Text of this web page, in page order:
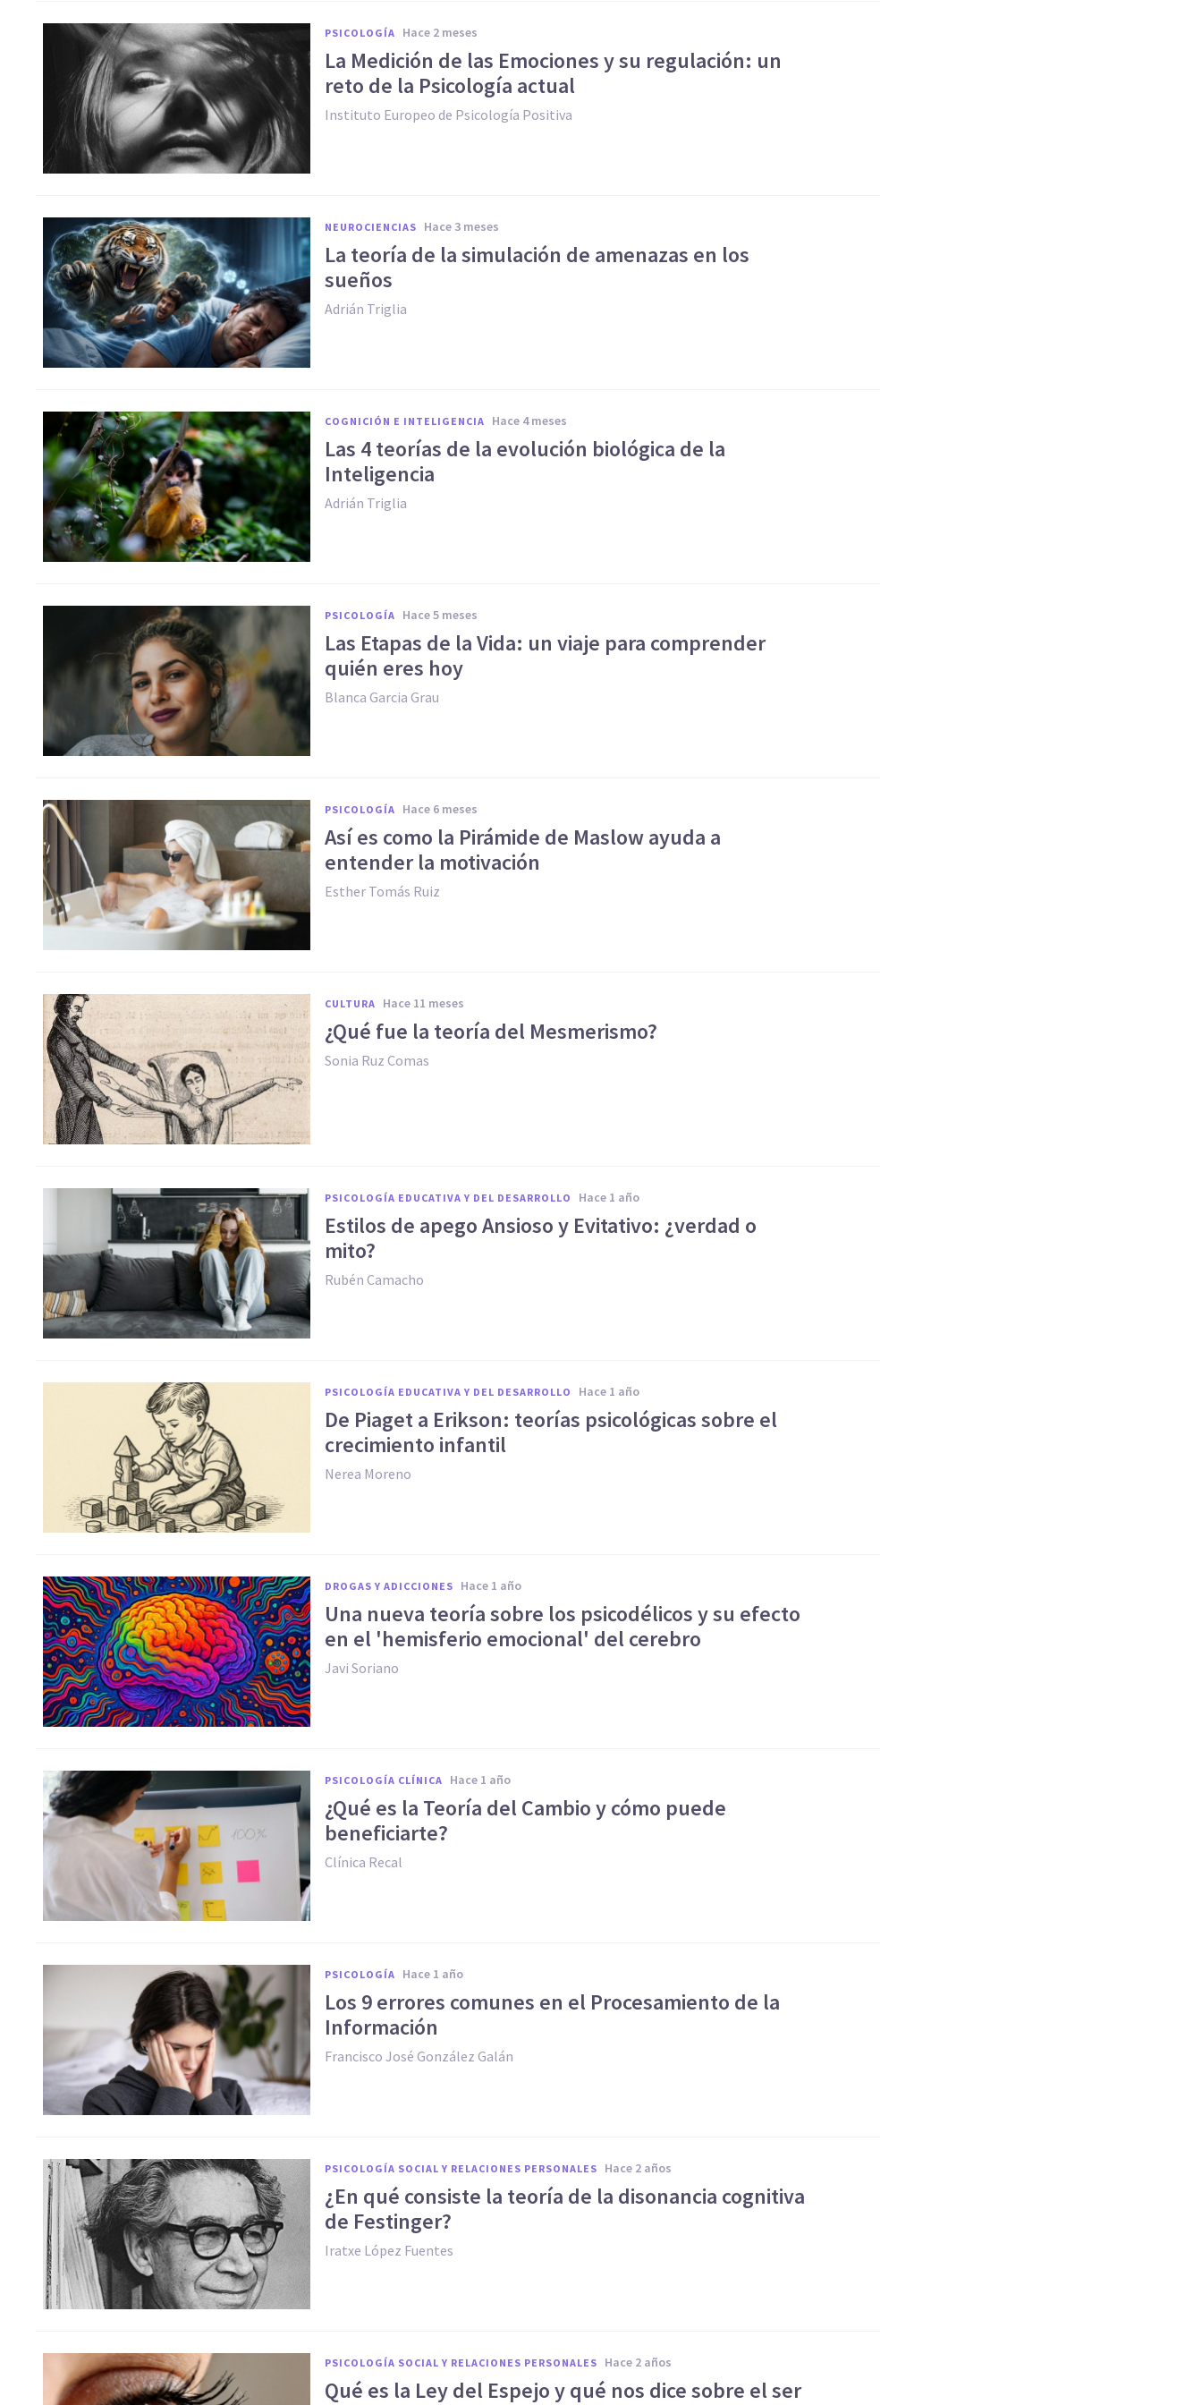
PSICOLOGÍA hace 2 meses
La Medición de las Emociones y su regulación: un
reto de la Psicología actual
Instituto Europeo de Psicología Positiva
NEUROCIENCIAS hace 3 meses
La teoría de la simulación de amenazas en los
sueños
Adrián Triglia
COGNICIÓN E INTELIGENCIA hace 4 meses
Las 4 teorías de la evolución biológica de la
Inteligencia
Adrián Triglia
PSICOLOGÍA hace 5 meses
Las Etapas de la Vida: un viaje para comprender
quién eres hoy
Blanca Garcia Grau
PSICOLOGÍA hace 6 meses
Así es como la Pirámide de Maslow ayuda a
entender la motivación
Esther Tomás Ruiz
CULTURA hace 11 meses
¿Qué fue la teoría del Mesmerismo?
Sonia Ruz Comas
PSICOLOGÍA EDUCATIVA Y DEL DESARROLLO hace 1 año
Estilos de apego Ansioso y Evitativo: ¿verdad o
mito?
Rubén Camacho
PSICOLOGÍA EDUCATIVA Y DEL DESARROLLO hace 1 año
De Piaget a Erikson: teorías psicológicas sobre el
crecimiento infantil
Nerea Moreno
DROGAS Y ADICCIONES hace 1 año
Una nueva teoría sobre los psicodélicos y su efecto
en el 'hemisferio emocional' del cerebro
Javi Soriano
PSICOLOGÍA CLÍNICA hace 1 año
¿Qué es la Teoría del Cambio y cómo puede
beneficiarte?
Clínica Recal
PSICOLOGÍA hace 1 año
Los 9 errores comunes en el Procesamiento de la
Información
Francisco José González Galán
PSICOLOGÍA SOCIAL Y RELACIONES PERSONALES hace 2 años
¿En qué consiste la teoría de la disonancia cognitiva
de Festinger?
Iratxe López Fuentes
PSICOLOGÍA SOCIAL Y RELACIONES PERSONALES hace 2 años
Qué es la Ley del Espejo y qué nos dice sobre el ser